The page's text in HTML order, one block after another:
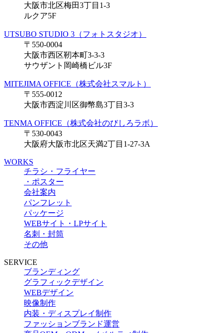
大阪市北区梅田3丁目1-3
ルクア5F
UTSUBO STUDIO 3（フォトスタジオ）
〒550-0004
大阪市西区靭本町3-3-3
サウザント岡崎橋ビル3F
MITEJIMA OFFICE（株式会社スマルト）
〒555-0012
大阪市西淀川区御幣島3丁目3-3
TENMA OFFICE（株式会社のびしろラボ）
〒530-0043
大阪府大阪市北区天満2丁目1-27-3A
WORKS
チラシ・フライヤー
・ポスター
会社案内
パンフレット
パッケージ
WEBサイト・LPサイト
名刺・封筒
その他
SERVICE
ブランディング
グラフィックデザイン
WEBデザイン
映像制作
内装・ディスプレイ制作
ファッションブランド運営